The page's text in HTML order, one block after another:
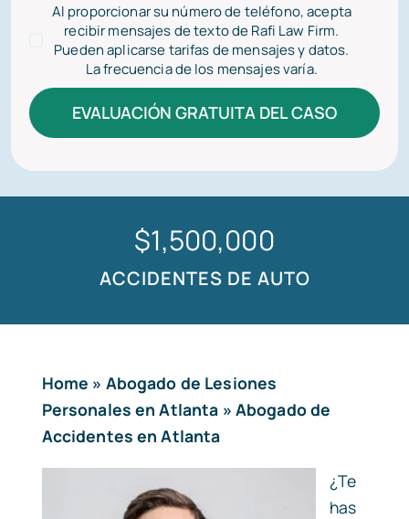
Al proporcionar su número de teléfono, acepta
recibir mensajes de texto de Rafi Law Firm.
Pueden aplicarse tarifas de mensajes y datos.
La frecuencia de los mensajes varía.
EVALUACIÓN GRATUITA DEL CASO
$1,250,000
ACCIDENTES DE AUTO
Home » Abogado de Lesiones
Personales en Atlanta » Abogado de
Accidentes en Atlanta
¿Te
has